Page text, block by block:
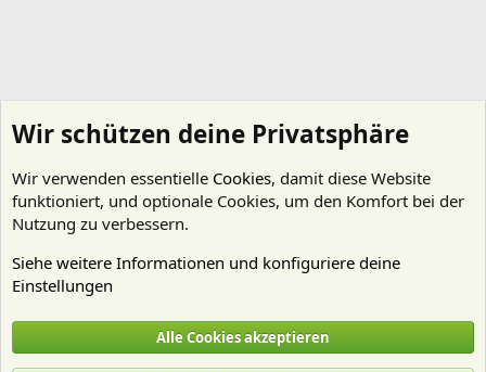
Cookies
Deutsch (Du)
Wir schützen deine Privatsphäre
Wir verwenden essentielle Cookies, damit diese Website
funktioniert, und optionale Cookies, um den Komfort bei der
Nutzung zu verbessern.
Siehe weitere Informationen und konfiguriere deine
Einstellungen
Alle Cookies akzeptieren